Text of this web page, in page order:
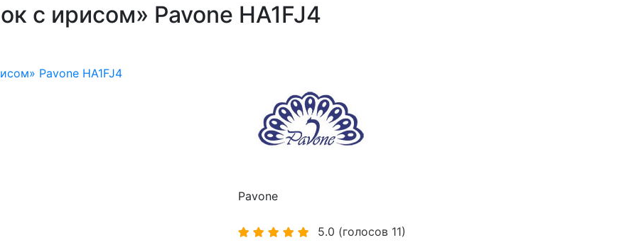
с ирисом» Pavone HA1FJ4
Pavone
5.0 (голосов 11)